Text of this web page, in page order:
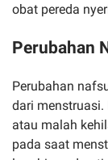
obat pereda
Perubahan
Perubahan
dari menstruasi.
atau malah
pada saat